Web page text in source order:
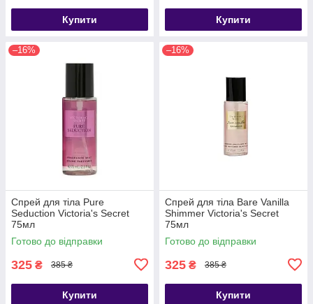
Купити Купити
–16%
Спрей для тіла Pure
Seduction Victoria's Secret
75мл
Готово до відправки
325 ₴ 385 ₴
Купити
–16%
Спрей для тіла Bare Vanilla
Shimmer Victoria's Secret
75мл
Готово до відправки
325 ₴ 385 ₴
Купити